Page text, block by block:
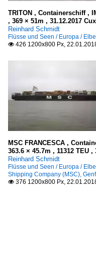
TRITON , Containerschiff ,
, 369 × 51m , 31.12.2017
Reinhard Schmidt
Flüsse und Seen / Europa / Elbe
 426 1200x800 Px,
MSC FRANCESCA ,
363.6 × 45.7m , 11312 TEU ,
Reinhard Schmidt
Flüsse und Seen / Europa / Elbe
Shipping Company (MSC), Genf
 376 1200x800 Px,